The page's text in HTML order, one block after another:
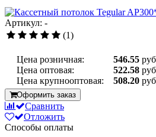
Артикул: -
(1)
Цена розничная: 546.55
Цена оптовая:
522.58
Цена крупнооптовая:
508.20
Оформить заказ
Сравнить
Отложить
Способы оплаты